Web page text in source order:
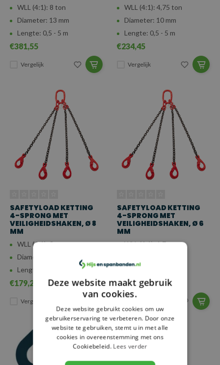
WLL (4:1): 8 ton
Diameter: 13 mm
Lengte: 0,5 - 5 m
€381,55
Vergelijk
WLL (4:1): 4,75 ton
Diameter: 10 mm
Lengte: 0,5 - 5 m
€234,45
Vergelijk
SAFETYLOAD KETTING
4-SPRONG MET
VEILIGHEIDSHAKEN, Ø 8
MM
WLL (4:1): 3 ton
Diameter: 8 mm
Lengte: 0,5 - 5 m
€179,29
Vergelijk
SAFETYLOAD KETTING
4-SPRONG MET
VEILIGHEIDSHAKEN, Ø 6
MM
WLL (4:1): 1,7 ton
€127,65
Deze website maakt gebruik
van cookies.
Deze website gebruikt cookies om uw
gebruikerservaring te verbeteren. Door onze
website te gebruiken, stemt u in met alle
cookies in overeenstemming met ons
Cookiebeleid. Lees verder